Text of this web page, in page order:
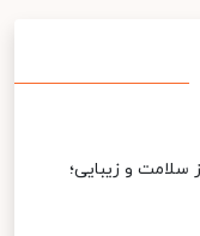
و زیبایی؛